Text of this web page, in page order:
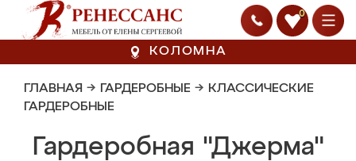
0
КОЛОМНА
ГЛАВНАЯ → ГАРДЕРОБНЫЕ → КЛАССИЧЕСКИЕ
ГАРДЕРОБНЫЕ
Гардеробная "Джерма"